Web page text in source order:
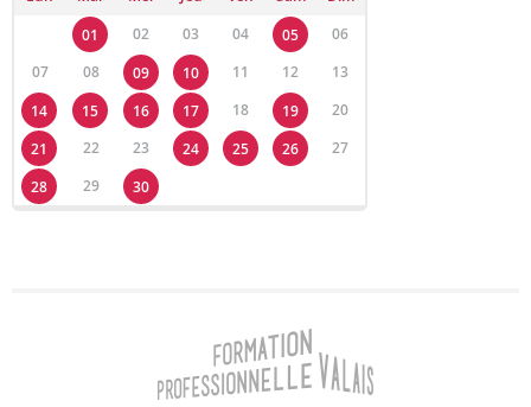
01
02 03 04 05
06
07
08 09 10 11 12
13
14
15 16 17 18 19
20
21
22 23 24 25 26
27
28
29 30